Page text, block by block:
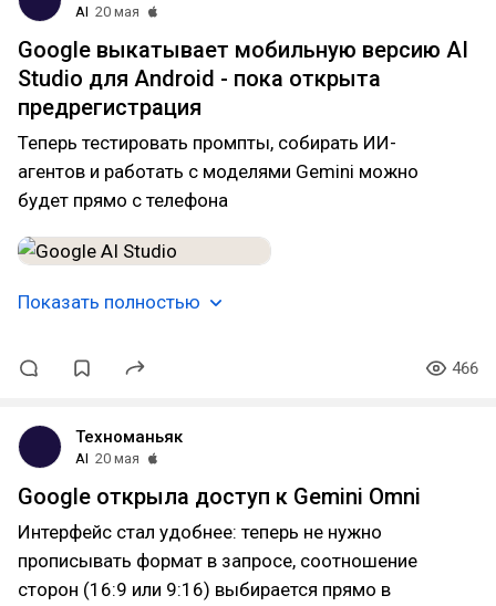
AI 20 мая
Google выкатывает мобильную версию AI
Studio для Android - пока открыта
предрегистрация
Теперь тестировать промпты, собирать ИИ-
агентов и работать с моделями Gemini можно
будет прямо с телефона
Показать полностью
466
Техноманьяк
AI 20 мая
Google открыла доступ к Gemini Omni
Интерфейс стал удобнее: теперь не нужно
прописывать формат в запросе, соотношение
сторон (16:9 или 9:16) выбирается прямо в